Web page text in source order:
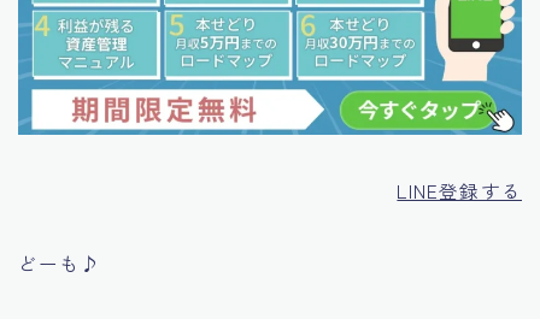
LINE登録する
どーも♪